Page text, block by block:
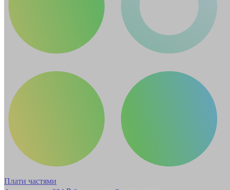
Плати частями